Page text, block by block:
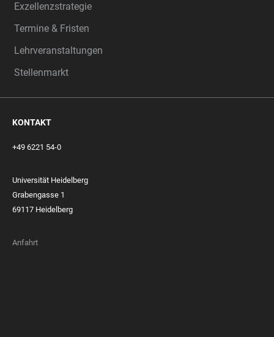
Exzellenzstrategie
Termine & Fristen
Lehrveranstaltungen
Stellenmarkt
KONTAKT
+49 6221 54-0
Universität Heidelberg
Grabengasse 1
69117 Heidelberg
Anfahrt